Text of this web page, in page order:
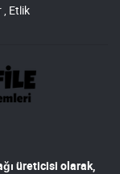
, Etlik
üreticisi olarak,